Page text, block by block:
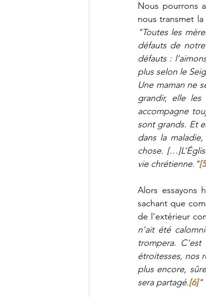
Nous pourrons
"Toutes les
défauts de
défauts :
plus selon le
Une maman ne
grandir, elle
accompagne
sont grands. Et
dans la
chose.
vie chrétienne."
Alors essayons
sachant que
de l'extérieur
n'ait été
trompera. C'est
étroitesses, nos
plus encore,
sera partagé.[6]"